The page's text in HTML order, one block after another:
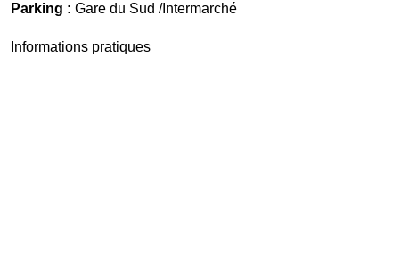
Parking : Gare du Sud /Intermarché
Informations pratiques